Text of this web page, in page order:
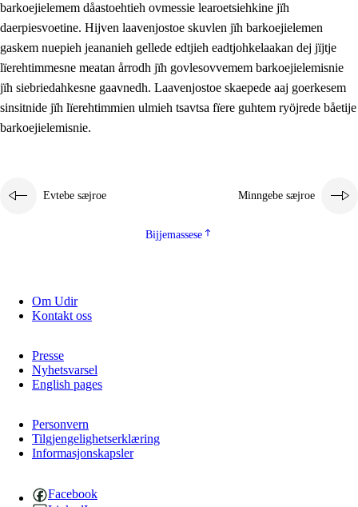
3.1 Feerhmeles lïeremebyjrese
3.2 Ööhpehtimmie jïh sjïehtedamme lïerehtimmie
3.3 Gåetie jïh skuvle laavenjostoeh
3.4 Lïerehtimmie learoesïeltesne jïh barkoejielemisnie
3.5 Profesjonsektievoete jïh skuvleevtiedimmie
barkoejielemem dåastoehtieh ovmessie learoetsiehkine jïh
daerpiesvoetine. Hijven laavenjostoe skuvlen jïh barkoejielemen
gaskem nuepieh jeananieh gellede edtjieh eadtjohkelaakan dej jïjtje
lïerehtimmesne meatan årrodh jïh govlesovvemem barkoejielemisnie
jïh siebriedahkesne gaavnedh. Laavenjostoe skaepede aaj goerkesem
sinsitnide jïh lïerehtimmien ulmieh tsavtsa fïere guhtem ryöjrede båetije
barkoejielemisnie.
Evtebe sæjroe Minngebe sæjroe
Bijjemassese
Om Udir
Kontakt oss
Presse
Nyhetsvarsel
English pages
Personvern
Tilgjengelighetserklæring
Informasjonskapsler
Facebook